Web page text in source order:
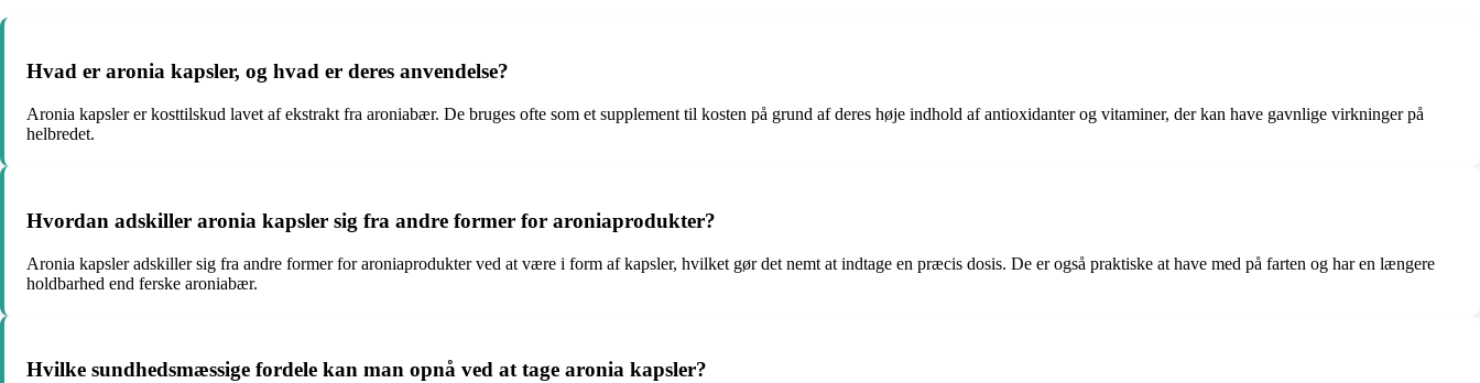
Hvad er aronia kapsler, og hvad er deres anvendelse?
Aronia kapsler er kosttilskud lavet af ekstrakt fra aroniabær. De bruges ofte som et supplement til kosten på grund af deres høje indhold af antioxidanter og vitaminer, der kan have gavnlige virkninger på
helbredet.
Hvordan adskiller aronia kapsler sig fra andre former for aroniaprodukter?
Aronia kapsler adskiller sig fra andre former for aroniaprodukter ved at være i form af kapsler, hvilket gør det nemt at indtage en præcis dosis. De er også praktiske at have med på farten og har en længere
holdbarhed end ferske aroniabær.
Hvilke sundhedsmæssige fordele kan man opnå ved at tage aronia kapsler?